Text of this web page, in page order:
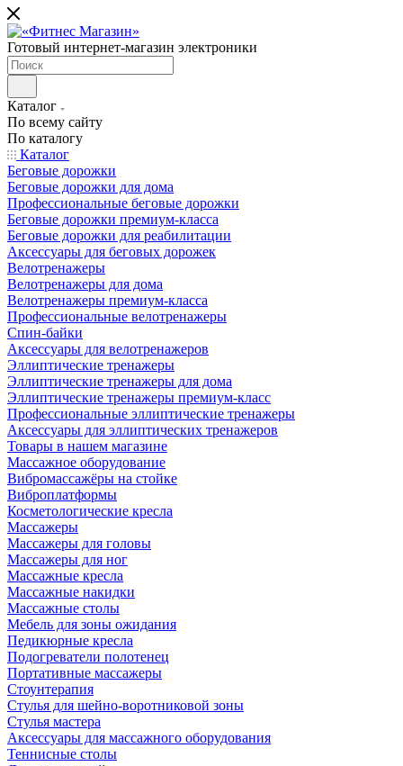
Готовый интернет-магазин электроники
Каталог
По всему сайту
По каталогу
Каталог
Беговые дорожки
Беговые дорожки для дома
Профессиональные беговые дорожки
Беговые дорожки премиум-класса
Беговые дорожки для реабилитации
Аксессуары для беговых дорожек
Велотренажеры
Велотренажеры для дома
Велотренажеры премиум-класса
Профессиональные велотренажеры
Спин-байки
Аксессуары для велотренажеров
Эллиптические тренажеры
Эллиптические тренажеры для дома
Эллиптические тренажеры премиум-класс
Профессиональные эллиптические тренажеры
Аксессуары для эллиптических тренажеров
Товары в нашем магазине
Массажное оборудование
Вибромассажёры на стойке
Виброплатформы
Косметологические кресла
Массажеры
Массажеры для головы
Массажеры для ног
Массажные кресла
Массажные накидки
Массажные столы
Мебель для зоны ожидания
Педикюрные кресла
Подогреватели полотенец
Портативные массажеры
Стоунтерапия
Стулья для шейно-воротниковой зоны
Стулья мастера
Аксессуары для массажного оборудования
Теннисные столы